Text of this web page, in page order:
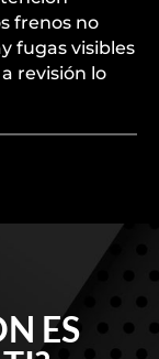
frenos no
fugas visibles
revisión lo
ES